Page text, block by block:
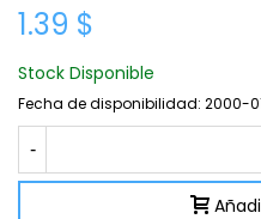
1.39 $
Stock Disponible
Fecha de disponibilidad: 2000-
-